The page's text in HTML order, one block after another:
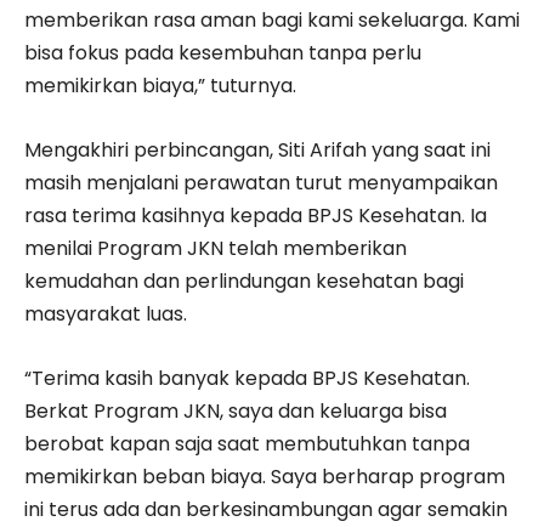
memberikan rasa aman bagi kami sekeluarga. Kami
bisa fokus pada kesembuhan tanpa perlu
memikirkan biaya,” tuturnya.
Mengakhiri perbincangan, Siti Arifah yang saat ini
masih menjalani perawatan turut menyampaikan
rasa terima kasihnya kepada BPJS Kesehatan. Ia
menilai Program JKN telah memberikan
kemudahan dan perlindungan kesehatan bagi
masyarakat luas.
“Terima kasih banyak kepada BPJS Kesehatan.
Berkat Program JKN, saya dan keluarga bisa
berobat kapan saja saat membutuhkan tanpa
memikirkan beban biaya. Saya berharap program
ini terus ada dan berkesinambungan agar semakin